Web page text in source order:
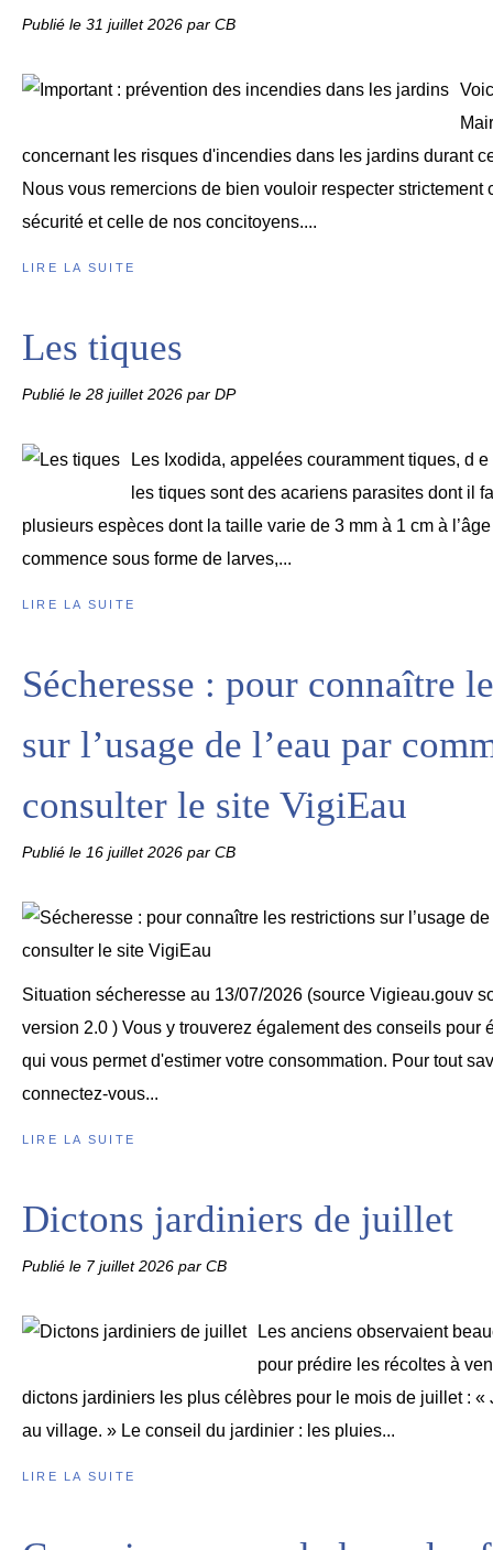
Publié le 31 juillet 2026 par CB
concernant les risques d'incendies dans les jardins durant
Nous vous remercions de bien vouloir respecter strictement
sécurité et celle de nos concitoyens....
LIRE LA SUITE
Les tiques
Publié le 28 juillet 2026 par DP
Les Ixodida, appelées couramment tiques, d
les tiques sont des acariens parasites dont il
plusieurs espèces dont la taille varie de 3 mm à 1 cm à
commence sous forme de larves,...
LIRE LA SUITE
Sécheresse : pour connaître
sur l’usage de l’eau par
consulter le site VigiEau
Publié le 16 juillet 2026 par CB
Situation sécheresse au 13/07/2026 (source Vigieau.gouv
version 2.0 ) Vous y trouverez également des conseils pour
qui vous permet d'estimer votre consommation. Pour tout
connectez-vous...
LIRE LA SUITE
Dictons jardiniers de juillet
Publié le 7 juillet 2026 par CB
Les anciens observaient
pour prédire les récoltes à
dictons jardiniers les plus célèbres pour le mois de juillet : «
au village. » Le conseil du jardinier : les pluies...
LIRE LA SUITE